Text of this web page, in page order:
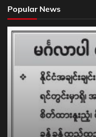
Popular News